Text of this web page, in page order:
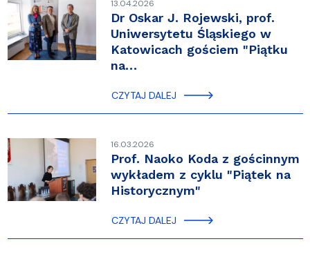
13.04.2026
Dr Oskar J. Rojewski, prof.
Uniwersytetu Śląskiego w
Katowicach gościem "Piątku
na…
CZYTAJ DALEJ
16.03.2026
Prof. Naoko Koda z gościnnym
wykładem z cyklu "Piątek na
Historycznym"
CZYTAJ DALEJ